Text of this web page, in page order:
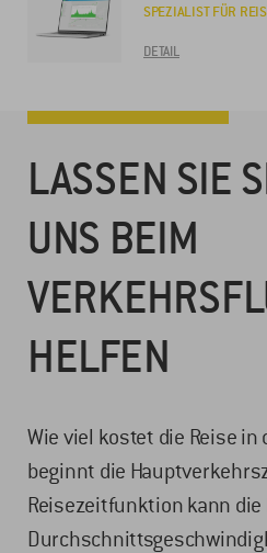
SPEZIALIST FÜR
DETAIL
LASSEN SIE
UNS BEIM
HELFEN
Wie viel kostet die Reise
beginnt die
Reisezeitfunktion kann die